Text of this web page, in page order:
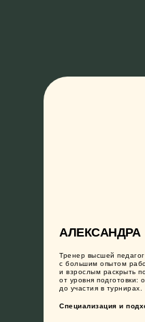
АЛЕКСАНДРА
Специализация и
Тренер высшей
с большим опытом
и взрослым раскрыть
от уровня подготовки:
до участия в турнирах.
О НАС